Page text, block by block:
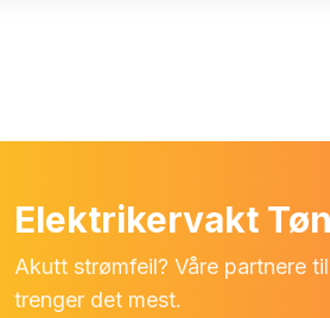
Elektrikervakt
Akutt strømfeil? Våre partnere
trenger det mest.